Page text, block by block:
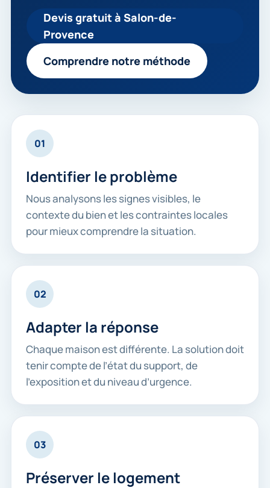
Devis gratuit à Salon-de-
Provence
Comprendre notre méthode
01
Identifier le problème
Nous analysons les signes visibles, le
contexte du bien et les contraintes locales
pour mieux comprendre la situation.
02
Adapter la réponse
Chaque maison est différente. La solution doit
tenir compte de l’état du support, de
l’exposition et du niveau d’urgence.
03
Préserver le logement